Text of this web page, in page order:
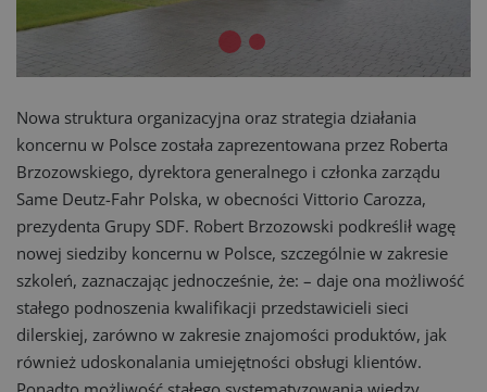
Nowa struktura organizacyjna oraz strategia działania
koncernu w Polsce została zaprezentowana przez Roberta
Brzozowskiego, dyrektora generalnego i członka zarządu
Same Deutz-Fahr Polska, w obecności Vittorio Carozza,
prezydenta Grupy SDF. Robert Brzozowski podkreślił wagę
nowej siedziby koncernu w Polsce, szczególnie w zakresie
szkoleń, zaznaczając jednocześnie, że: – daje ona możliwość
stałego podnoszenia kwalifikacji przedstawicieli sieci
dilerskiej, zarówno w zakresie znajomości produktów, jak
również udoskonalania umiejętności obsługi klientów.